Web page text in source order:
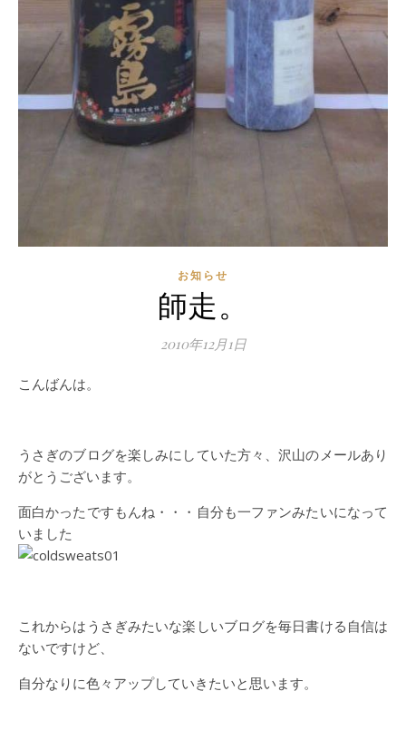
お知らせ
師走。
2010年12月1日
こんばんは。
うさぎのブログを楽しみにしていた方々、沢山のメールあり
がとうございます。
面白かったですもんね・・・自分も一ファンみたいになって
いました
これからはうさぎみたいな楽しいブログを毎日書ける自信は
ないですけど、
自分なりに色々アップしていきたいと思います。